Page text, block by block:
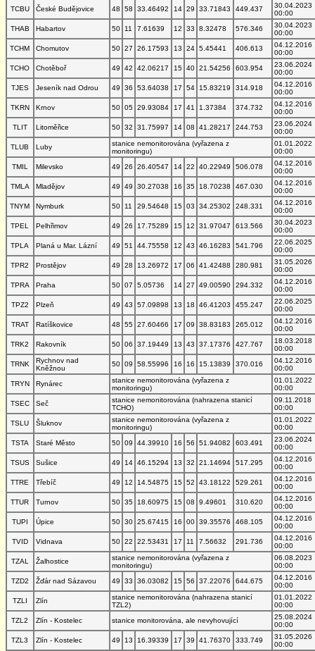
TCBU
České Budějovice 48 58 33.46492 14 29 33.71843 449.437
30.04.2023
00:00
THAB
Habartov 50 11 7.61639 12 33 8.32478 576.346
30.04.2023
00:00
TCHM
Chomutov 50 27 26.17593 13 24 5.45441 406.613
04.12.2016
00:00
TCHO
Chotěboř 49 42 42.06217 15 40 21.54256 603.954
23.06.2024
00:00
TJES
Jeseník nad Odrou 49 36 53.64038 17 54 15.83219 314.918
04.12.2016
00:00
TKRN
Krnov 50 05 29.93084 17 41 1.37384 374.732
04.12.2016
00:00
TLIT
Litoměřice 50 32 31.75997 14 08 41.28217 244.753
23.06.2024
00:00
TLUB
Luby
stanice nemonitorována (vyřazena z
monitoringu)
01.01.2022
00:00
TMIL
Milevsko 49 26 26.40547 14 22 40.22949 506.078
04.12.2016
00:00
TMLA
Mladějov 49 49 30.27038 16 35 18.70238 467.030
04.12.2016
00:00
TNYM
Nymburk 50 11 29.54648 15 03 34.25302 248.331
04.12.2016
00:00
TPEL
Pelhřimov 49 26 17.75289 15 12 31.97047 613.566
30.04.2023
00:00
TPLA
Planá u Mar. Lázní 49 51 44.75558 12 43 46.16283 541.796
22.06.2025
00:00
TPR2
Prostějov 49 28 13.26972 17 06 41.42488 280.981
31.05.2026
00:00
TPRA
Praha 50 07 5.05736 14 27 49.00590 294.332
04.12.2016
00:00
TPZ2
Plzeň 49 43 57.09898 13 18 46.41203 455.247
22.06.2025
00:00
TRAT
Ratíškovice 48 55 27.60466 17 09 38.83183 265.012
04.12.2016
00:00
TRK2
Rakovník 50 06 37.19449 13 43 37.17376 427.767
18.03.2018
00:00
TRNK
Rychnov nad
Kněžnou
50 09 58.55996 16 16 15.13839 370.016
04.12.2016
00:00
TRYN
Rynárec
stanice nemonitorována (vyřazena z
monitoringu)
01.01.2022
00:00
TSEC
Seč
stanice nemonitorována (nahrazena stanicí
TCHO)
09.11.2018
00:00
TSLU
Šluknov
stanice nemonitorována (vyřazena z
monitoringu)
01.01.2022
00:00
TSTA
Staré Město 50 09 44.39910 16 56 51.94082 603.491
23.06.2024
00:00
TSUS
Sušice 49 14 46.15294 13 32 21.14694 517.295
04.12.2016
00:00
TTRE
Třebíč 49 12 14.54875 15 52 43.18122 529.261
04.12.2016
00:00
TTUR
Turnov 50 35 18.60975 15 08 9.49601 310.620
04.12.2016
00:00
TUPI
Úpice 50 30 25.67415 16 00 39.35576 468.105
04.12.2016
00:00
TVID
Vidnava 50 22 22.53431 17 11 7.56632 291.736
04.12.2016
00:00
TZAL
Žalhostice
stanice nemonitorována (vyřazena z
monitoringu)
06.08.2023
00:00
TZD2
Žďár nad Sázavou 49 33 36.03082 15 56 37.22076 644.675
04.12.2016
00:00
TZLI
Zlín
stanice nemonitorována (nahrazena stanicí
TZL2)
01.01.2022
00:00
TZL2
Zlín - Kostelec stanice monitorována, ale nevyhovující
25.08.2024
00:00
TZL3
Zlín - Kostelec 49 13 16.39339 17 39 41.76370 333.749
31.05.2026
00:00